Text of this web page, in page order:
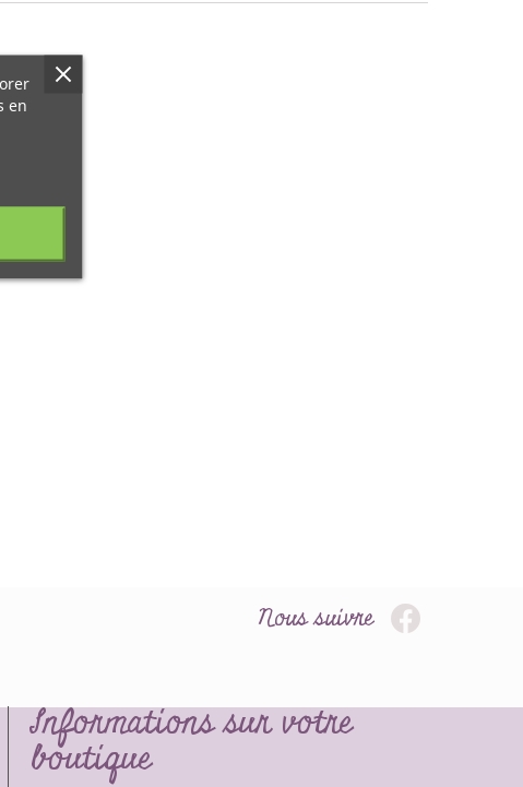
en
Nous suivre
Informations sur votre
boutique